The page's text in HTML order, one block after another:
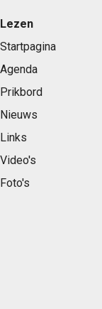
Lezen
Startpagina
Agenda
Prikbord
Nieuws
Links
Video's
Foto's